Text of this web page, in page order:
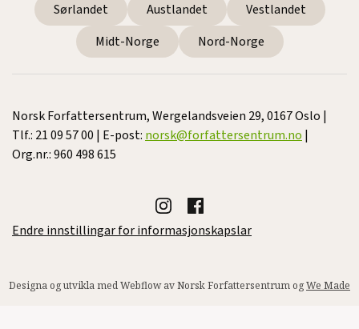
Sørlandet Austlandet
Vestlandet
Midt-Norge
Nord-Norge
Norsk Forfattersentrum, Wergelandsveien 29, 0167 Oslo |
Tlf.: 21 09 57 00 | E-post: norsk@forfattersentrum.no |
Org.nr.: 960 498 615
Endre innstillingar for informasjonskapslar
Designa og utvikla med Webflow av Norsk Forfattersentrum ogWe Made